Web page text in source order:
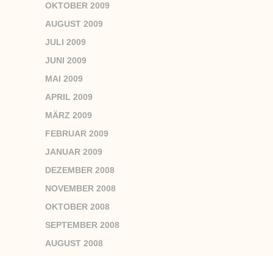
OKTOBER 2009
AUGUST 2009
JULI 2009
JUNI 2009
MAI 2009
APRIL 2009
MÄRZ 2009
FEBRUAR 2009
JANUAR 2009
DEZEMBER 2008
NOVEMBER 2008
OKTOBER 2008
SEPTEMBER 2008
AUGUST 2008